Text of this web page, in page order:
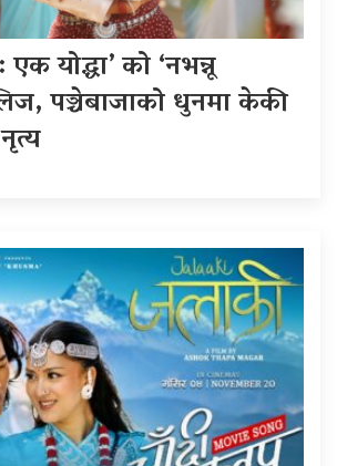
एक योद्धा’ को ‘नभन्नू
पञ्चेबाजाको धुनमा केकी